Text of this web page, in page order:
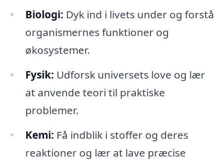
Biologi: Dyk ind i livets under og forstå
organismernes funktioner og
økosystemer.
Fysik: Udforsk universets love og lær
at anvende teori til praktiske
problemer.
Kemi: Få indblik i stoffer og deres
reaktioner og lær at lave præcise